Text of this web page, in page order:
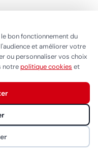
bon fonctionnement du
et améliorer votre
ou personnaliser vos choix
notrepolitique cookies et
la conversation